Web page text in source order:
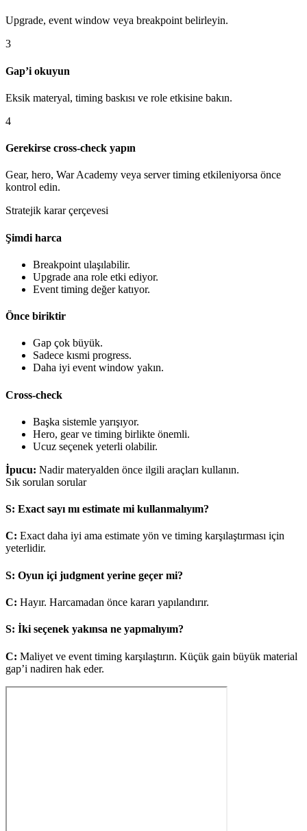
Upgrade, event window veya breakpoint belirleyin.
3
Gap’i okuyun
Eksik materyal, timing baskısı ve role etkisine bakın.
4
Gerekirse cross-check yapın
Gear, hero, War Academy veya server timing etkileniyorsa önce
kontrol edin.
Stratejik karar çerçevesi
Şimdi harca
Breakpoint ulaşılabilir.
Upgrade ana role etki ediyor.
Event timing değer katıyor.
Önce biriktir
Gap çok büyük.
Sadece kısmi progress.
Daha iyi event window yakın.
Cross-check
Başka sistemle yarışıyor.
Hero, gear ve timing birlikte önemli.
Ucuz seçenek yeterli olabilir.
İpucu: Nadir materyalden önce ilgili araçları kullanın.
Sık sorulan sorular
S: Exact sayı mı estimate mi kullanmalıyım?
C: Exact daha iyi ama estimate yön ve timing karşılaştırması için
yeterlidir.
S: Oyun içi judgment yerine geçer mi?
C: Hayır. Harcamadan önce kararı yapılandırır.
S: İki seçenek yakınsa ne yapmalıyım?
C: Maliyet ve event timing karşılaştırın. Küçük gain büyük material
gap’i nadiren hak eder.